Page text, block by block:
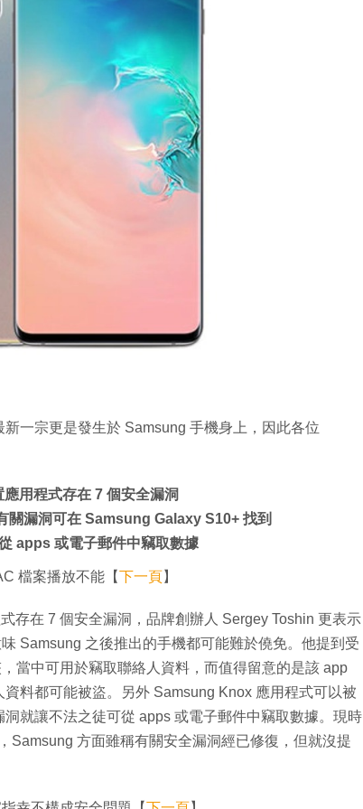
一宗更是發生於 Samsung 手機身上，因此各位
用程式存在 7 個安全漏洞
漏洞可在 Samsung Galaxy S10+ 找到
apps 或電子郵件中竊取數據
檔案播放不能【下一頁】
存在 7 個安全漏洞，品牌創辦人 Sergey Toshin 更表示
Samsung 之後推出的手機都可能難於僥免。他提到受
當中可用於竊取聯絡人資料，而值得留意的是該 app
料都可能被盜。另外 Samsung Knox 應用程式可以被
就讓不法之徒可從 apps 或電子郵件中竊取數據。現時
Samsung 方面雖稱有關安全漏洞經已修復，但就沒提